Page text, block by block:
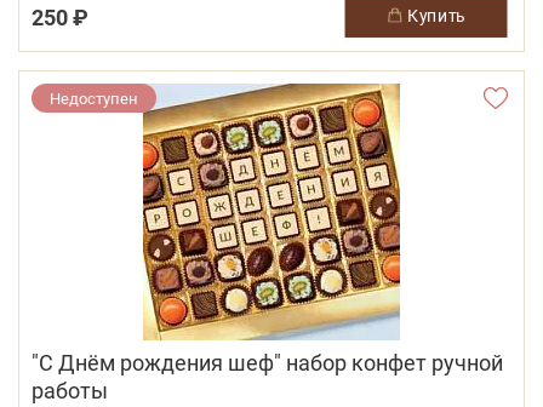
250 ₽ купить
Недоступен
"С Днём рождения шеф" набор конфет ручной
работы